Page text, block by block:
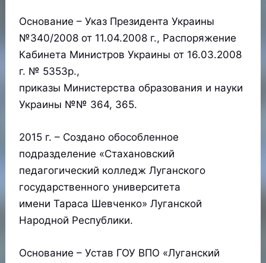
Основание – Указ Президента Украины
№340/2008 от 11.04.2008 г., Распоряжение
Кабинета Министров Украины от 16.03.2008
г. № 5353р.,
приказы Министерства образования и науки
Украины №№ 364, 365.
2015 г. – Создано обособленное
подразделение «Стахановский
педагогический колледж Луганского
государственного университета
имени Тараса Шевченко» Луганской
Народной Республики.
Основание – Устав ГОУ ВПО «Луганский